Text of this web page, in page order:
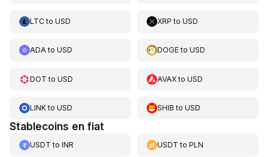
LTCto USD XRP toUSD
ADAto USD DOGEtoUSD
DOT to USD AVAXtoUSD
LINKto USD SHIB toUSD
Stablecoins en fiat
USDT to INR USDT toPLN